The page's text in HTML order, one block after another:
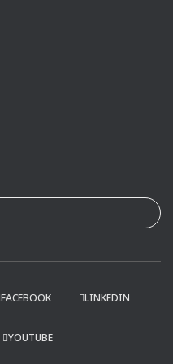
FACEBOOK LINKEDIN
YOUTUBE